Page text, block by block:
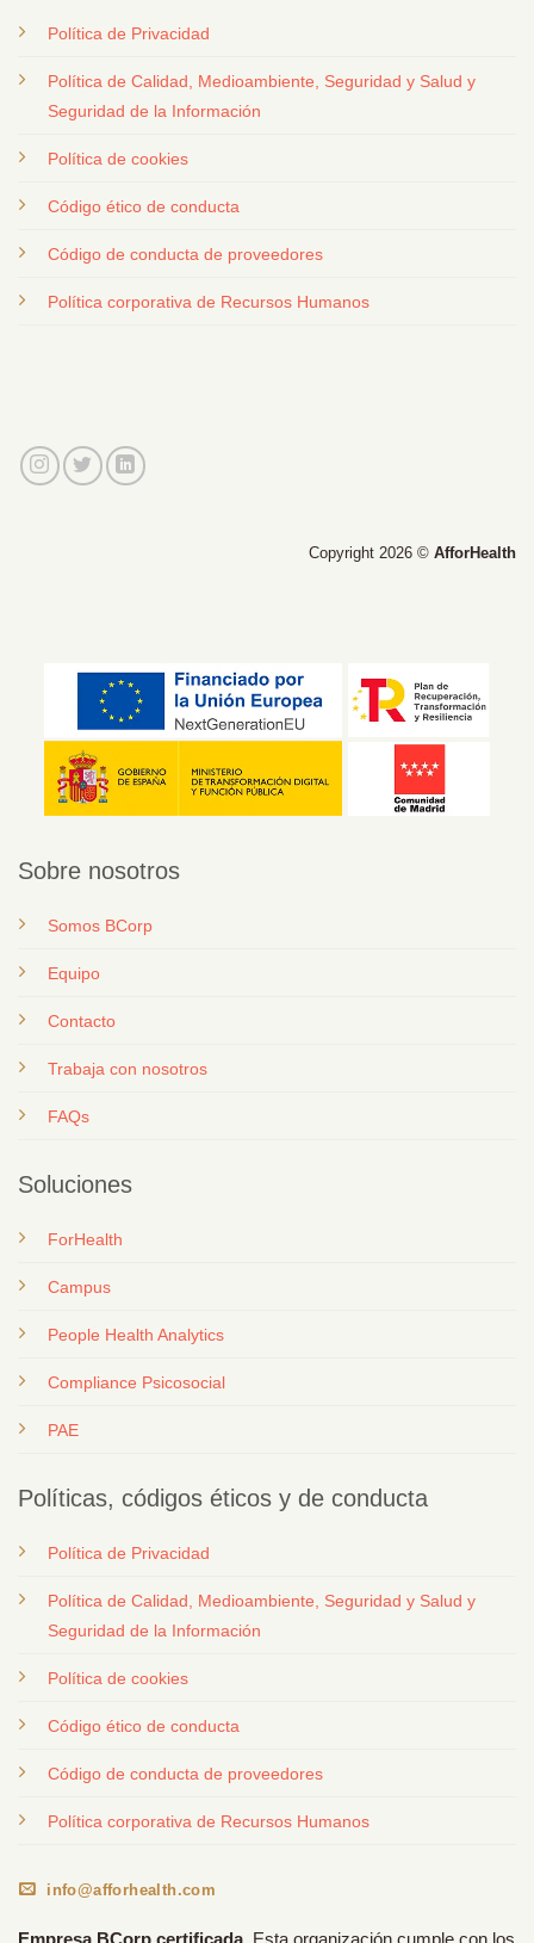
Política de Privacidad
Política de Calidad, Medioambiente, Seguridad y Salud y
Seguridad de la Información
Política de cookies
Código ético de conducta
Código de conducta de proveedores
Política corporativa de Recursos Humanos
Copyright 2026 © AfforHealth
Sobre nosotros
Somos BCorp
Equipo
Contacto
Trabaja con nosotros
FAQs
Soluciones
ForHealth
Campus
People Health Analytics
Compliance Psicosocial
PAE
Políticas, códigos éticos y de conducta
Política de Privacidad
Política de Calidad, Medioambiente, Seguridad y Salud y
Seguridad de la Información
Política de cookies
Código ético de conducta
Código de conducta de proveedores
Política corporativa de Recursos Humanos
info@afforhealth.com